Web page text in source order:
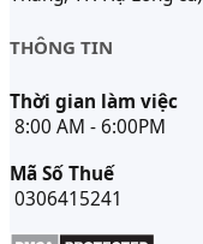
THÔNG TIN
Thời gian làm việc
8:00 AM - 6:00PM
Mã Số Thuế
0306415241